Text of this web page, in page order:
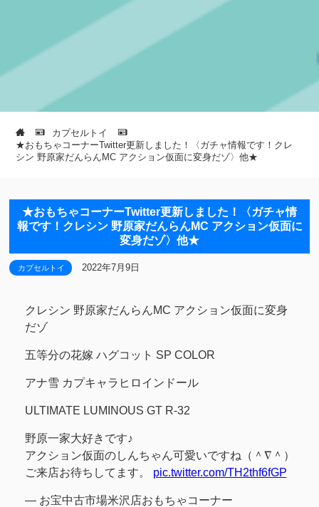
カプセルトイ
★おもちゃコーナーTwitter更新しました！〈ガチャ情報です！クレ
シン 野原家だんらんMC アクション仮面に変身だゾ〉他★
★おもちゃコーナーTwitter更新しました！〈ガチャ情
報です！クレシン 野原家だんらんMC アクション仮面に
変身だゾ〉他★
カプセルトイ 2022年7月9日
クレシン 野原家だんらんMC アクション仮面に変身
だゾ
五等分の花嫁 ハグコット SP COLOR
アナ雪 カプキャラヒロインドール
ULTIMATE LUMINOUS GT R-32
野原一家大好きです♪
アクション仮面のしんちゃん可愛いですね（＾∇＾）
ご来店お待ちしてます。 pic.twitter.com/TH2thf6fGP
— お宝中古市場米沢店おもちゃコーナー